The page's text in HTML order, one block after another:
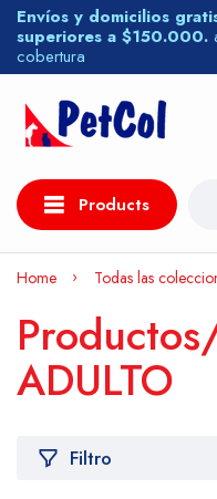
Envíos y domicilios
superiores a $150.000.
cobertura
Products
Home Todas las
ADULTO
Filtro